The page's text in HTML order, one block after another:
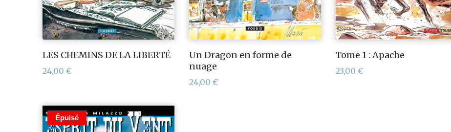
LES CHEMINS DE LA LIBERTÉ
24,00 €
Un Dragon en forme de
nuage
24,00 €
Tome 1 : Apache
23,00 €
Épuisé